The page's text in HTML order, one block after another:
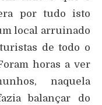
por tudo isto
local arruinado
de todo o
horas a ver
naquela
balançar do